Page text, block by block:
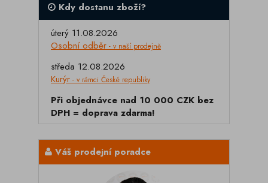
Kdy dostanu zboží?
úterý 11.08.2026
Osobní odběr - v naší prodejně
středa 12.08.2026
Kurýr - v rámci České republiky
Při objednávce nad 10 000 CZK bez
DPH = doprava zdarma!
Váš prodejní poradce